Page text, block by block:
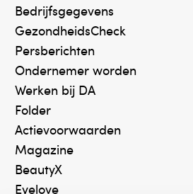
Bedrijfsgegevens
GezondheidsCheck
Persberichten
Ondernemer worden
Werken bij DA
Folder
Actievoorwaarden
Magazine
BeautyX
Eyelove